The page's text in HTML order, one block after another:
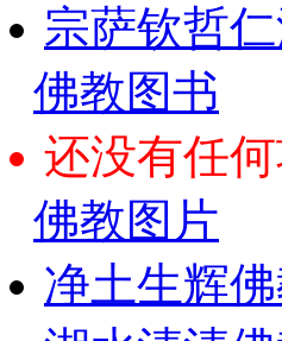
宗萨钦哲
佛教图书
还没有任何
佛教图片
净土生辉